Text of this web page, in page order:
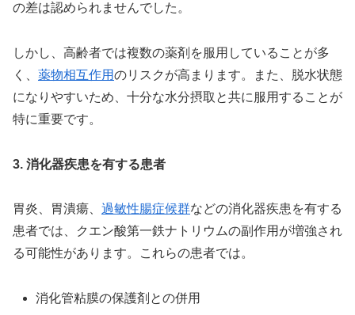
の差は認められませんでした。
しかし、高齢者では複数の薬剤を服用していることが多
く、 薬物相互作用のリスクが高まります。また、脱水状態
になりやすいため、十分な水分摂取と共に服用することが
特に重要です。
3. 消化器疾患を有する患者
胃炎、胃潰瘍、 過敏性腸症候群などの消化器疾患を有する
患者では、クエン酸第一鉄ナトリウムの副作用が増強され
る可能性があります。これらの患者では。
消化管粘膜の保護剤との併用